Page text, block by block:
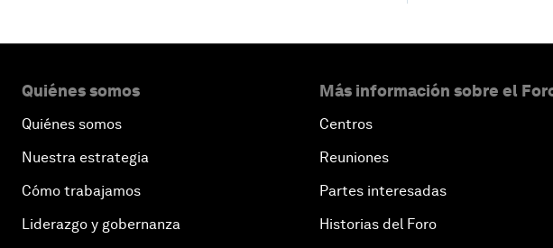
Quiénes somos
Quiénes somos
Nuestra estrategia
Cómo trabajamos
Liderazgo y gobernanza
Más información sobre el
Centros
Reuniones
Partes interesadas
Historias del Foro